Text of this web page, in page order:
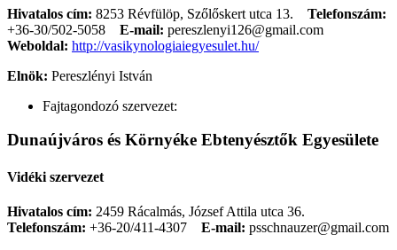
Hivatalos cím: 8253 Révfülöp, Szőlőskert utca 13. Telefonszám:
+36-30/502-5058
E-mail: pereszlenyi126@gmail.com
Weboldal: http://vasikynologiaiegyesulet.hu/
Elnök: Pereszlényi István
Fajtagondozó szervezet:
Dunaújváros és Környéke Ebtenyésztők Egyesülete
Vidéki szervezet
Hivatalos cím: 2459 Rácalmás, József Attila utca 36.
Telefonszám: +36-20/411-4307 E-mail: psschnauzer@gmail.com